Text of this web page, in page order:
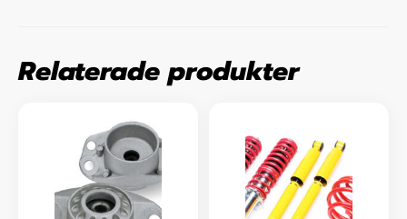
Relaterade produkter